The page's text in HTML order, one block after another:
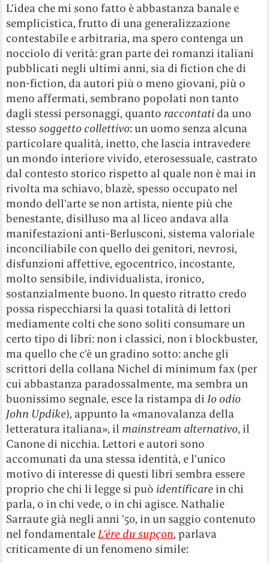
L’idea che mi sono fatto è abbastanza banale e
semplicistica, frutto di una generalizzazione
contestabile e arbitraria, ma spero contenga un
nocciolo di verità: gran parte dei romanzi italiani
pubblicati negli ultimi anni, sia di fiction che di
non-fiction, da autori più o meno giovani, più o
meno affermati, sembrano popolati non tanto
dagli stessi personaggi, quanto raccontati da uno
stessosoggetto collettivo: un uomo senza alcuna
particolare qualità, inetto, che lascia intravedere
un mondo interiore vivido, eterosessuale, castrato
dal contesto storico rispetto al quale non è mai in
rivolta ma schiavo, blazè, spesso occupato nel
mondo dell’arte se non artista, niente più che
benestante, disilluso ma al liceo andava alla
manifestazioni anti-Berlusconi, sistema valoriale
inconciliabile con quello dei genitori, nevrosi,
disfunzioni affettive, egocentrico, incostante,
molto sensibile, individualista, ironico,
sostanzialmente buono. In questo ritratto credo
possa rispecchiarsi la quasi totalità di lettori
mediamente colti che sono soliti consumare un
certo tipo di libri: non i classici, non i blockbuster,
ma quello che c’è un gradino sotto: anche gli
scrittori della collana Nichel di minimum fax (per
cui abbastanza paradossalmente, ma sembra un
buonissimo segnale, esce la ristampa diIo odio
John Updike), appunto la «manovalanza della
letteratura italiana», il mainstream alternativo, il
Canone di nicchia. Lettori e autori sono
accomunati da una stessa identità, e l’unico
motivo di interesse di questi libri sembra essere
proprio che chi li legge si può identificare in chi
parla, o in chi vede, o in chi agisce. Nathalie
Sarraute già negli anni ’50, in un saggio contenuto
nel fondamentaleL’ére du supçon, parlava
criticamente di un fenomeno simile: